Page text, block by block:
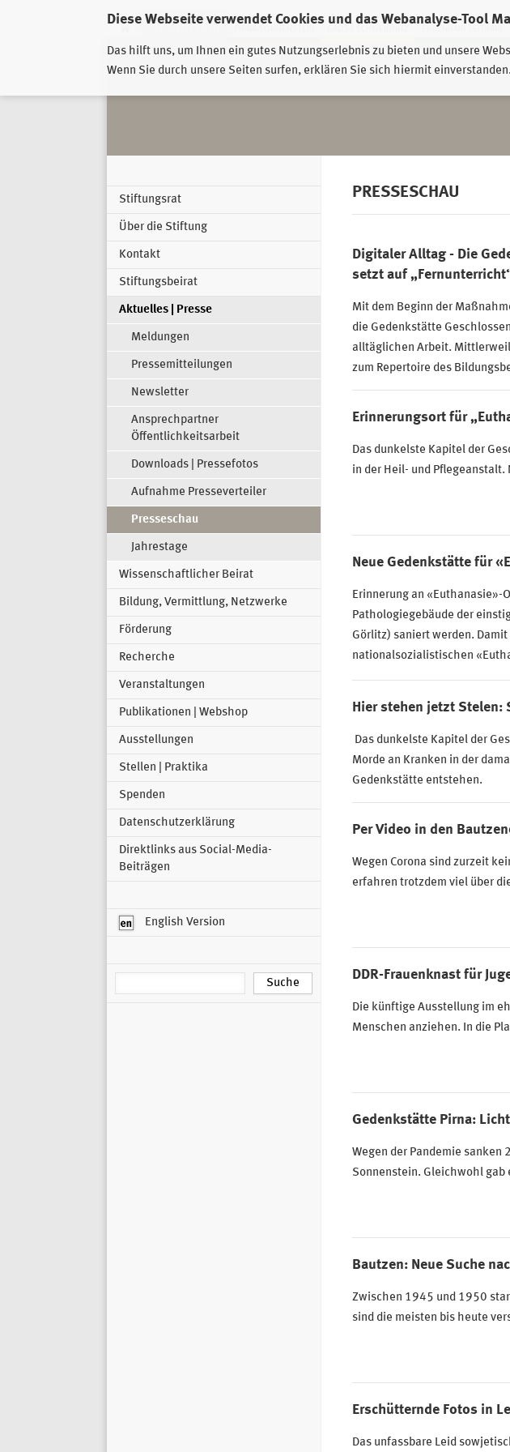
Diese Webseite verwendet Cookies und das Webanalyse-Tool
Das hilft uns, um Ihnen ein gutes Nutzungserlebnis zu bieten und unsere
Wenn Sie durch unsere Seiten surfen, erklären Sie sich hiermit einverstanden.
EHRENHAIN ZEITHAIN
Stiftungsrat
Über die Stiftung
Kontakt
Stiftungsbeirat
Aktuelles | Presse
Meldungen
Pressemitteilungen
Newsletter
Ansprechpartner
Öffentlichkeitsarbeit
Downloads | Pressefotos
Aufnahme Presseverteiler
Presseschau
Jahrestage
Wissenschaftlicher Beirat
Bildung, Vermittlung, Netzwerke
Förderung
Recherche
Veranstaltungen
Publikationen | Webshop
Ausstellungen
Stellen | Praktika
Spenden
Datenschutzerklärung
Direktlinks aus Social-Media-
Beiträgen
English Version
PRESSESCHAU
Digitaler Alltag - Die
setzt auf
Mit dem Beginn der
die Gedenkstätte
alltäglichen Arbeit.
zum Repertoire des
Erinnerungsort für
Das dunkelste Kapitel der
in der Heil- und
Neue Gedenkstätte für
Erinnerung an «Euthanasie»-
Pathologiegebäude der
Görlitz) saniert werden.
nationalsozialistischen
Hier stehen jetzt Stelen:
Das dunkelste Kapitel der
Morde an Kranken in der
Gedenkstätte entstehen.
Per Video in den
Wegen Corona sind zurzeit
erfahren trotzdem viel über
DDR-Frauenknast für
Die künftige Ausstellung im
Menschen anziehen. In die
Gedenkstätte Pirna:
Wegen der Pandemie
Sonnenstein. Gleichwohl
Bautzen: Neue Suche
Zwischen 1945 und 1950
sind die meisten bis heute
Erschütternde Fotos in
Das unfassbare Leid